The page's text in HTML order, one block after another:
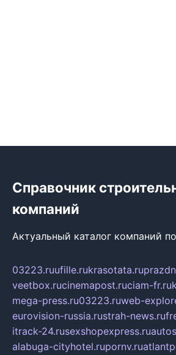
Справочник
компаний
Актуальный каталог компаний
03223.ruufille.rukrasotata.ru
veetbox.rucinemapost.ruciam-fr.ru
mega-press.ru03223.ruweb-
eurovision-russia.rustrah-news.ru
itrack-24.rusexshopexpress.ru
alabuga-cityhotel.rupornv.ru